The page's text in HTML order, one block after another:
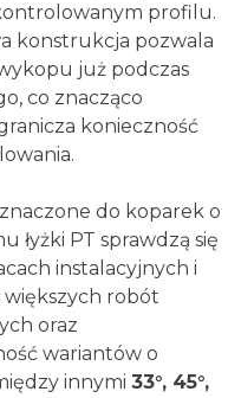
profilu.
konstrukcja pozwala
już podczas
co znacząco
konieczność
do koparek o
łyżki PT sprawdzą się
instalacyjnych i
większych robót
oraz
wariantów o
innymi 33°, 45°,